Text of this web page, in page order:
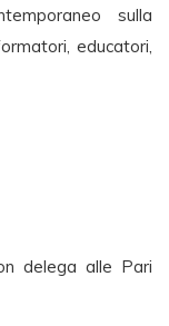
sulla
educatori,
delega alle Pari